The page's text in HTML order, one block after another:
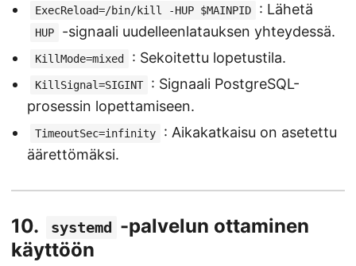
ExecReload=/bin/kill -HUP $MAINPID : Lähetä
HUP -signaali uudelleenlatauksen yhteydessä.
KillMode=mixed : Sekoitettu lopetustila.
KillSignal=SIGINT
: Signaali PostgreSQL-
prosessin lopettamiseen.
TimeoutSec=infinity
: Aikakatkaisu on asetettu
äärettömäksi.
10. systemd
-palvelun ottaminen
käyttöön